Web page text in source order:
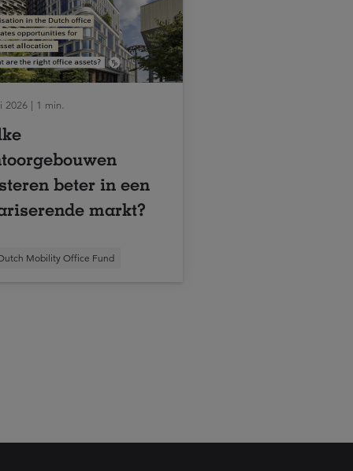
2026 | 1 min.
beter in een
markt?
Mobility Office Fund